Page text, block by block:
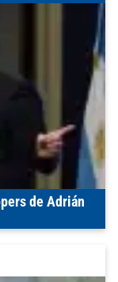
de Adrián